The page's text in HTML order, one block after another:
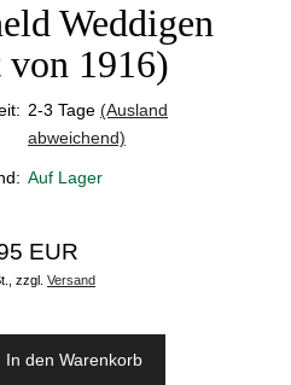
Weddigen
1916)
2-3 Tage (Ausland
abweichend)
Auf Lager
EUR
zzgl. Versand
In den Warenkorb